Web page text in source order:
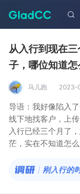
从入行到现在
子，哪位知道
马儿跑 2023-
导语：我好像陷入
线下地找客户，上
入行已经三个月了
茫，实在不知道怎么
刚入行的